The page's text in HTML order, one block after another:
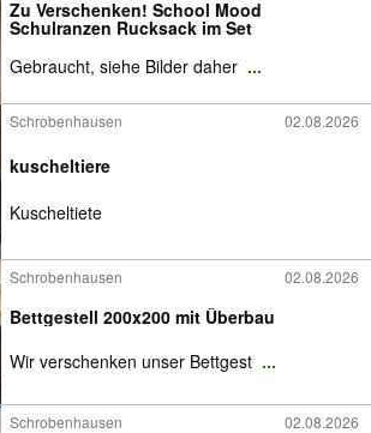
Zu Verschenken! School Mood
Schulranzen Rucksack im Set
Gebraucht, siehe Bilder daher ...
Schrobenhausen 02.08.2026
kuscheltiere
Kuscheltiete
Schrobenhausen 02.08.2026
Bettgestell 200x200 mit Überbau
Wir verschenken unser Bettgest ...
Schrobenhausen 02.08.2026